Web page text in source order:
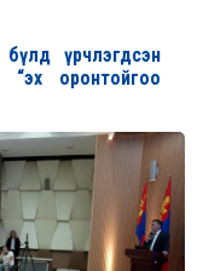
үрчлэгдсэн
оронтойгоо